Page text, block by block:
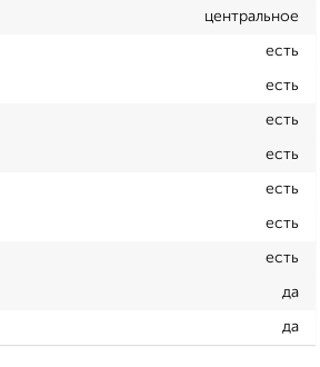
центральное
есть
есть
есть
есть
есть
есть
есть
да
да